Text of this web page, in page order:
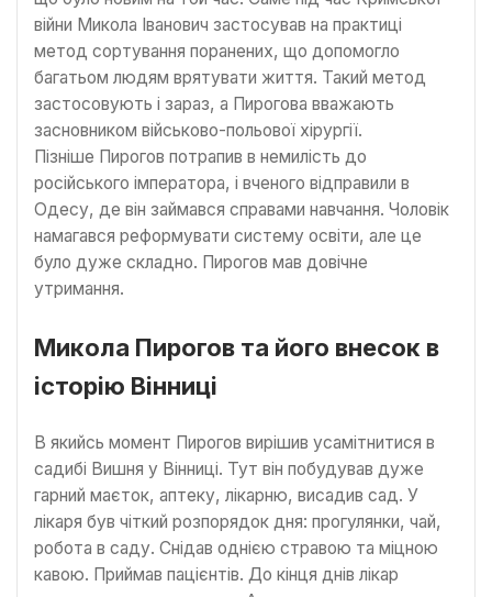
війни Микола Іванович застосував на практиці
метод сортування поранених, що допомогло
багатьом людям врятувати життя. Такий метод
застосовують і зараз, а Пирогова вважають
засновником військово-польової хірургії.
Пізніше Пирогов потрапив в немилість до
російського імператора, і вченого відправили в
Одесу, де він займався справами навчання. Чоловік
намагався реформувати систему освіти, але це
було дуже складно. Пирогов мав довічне
утримання.
Микола Пирогов та його внесок в
історію Вінниці
В якийсь момент Пирогов вирішив усамітнитися в
садибі Вишня у Вінниці. Тут він побудував дуже
гарний маєток, аптеку, лікарню, висадив сад. У
лікаря був чіткий розпорядок дня: прогулянки, чай,
робота в саду. Снідав однією стравою та міцною
кавою. Приймав пацієнтів. До кінця днів лікар